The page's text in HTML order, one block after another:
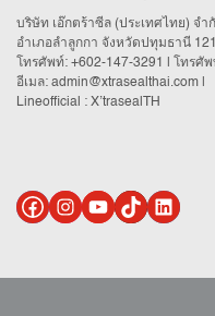
บริษัท เอ๊กตร้าซีล (ประเทศไทย) จ
อำเภอลำลูกกา จังหวัดปทุมธานี
โทรศัพท์: +602-147-3291 | โทรศั
อีเมล: admin@xtrasealthai.com
Lineofficial : X’trasealTH